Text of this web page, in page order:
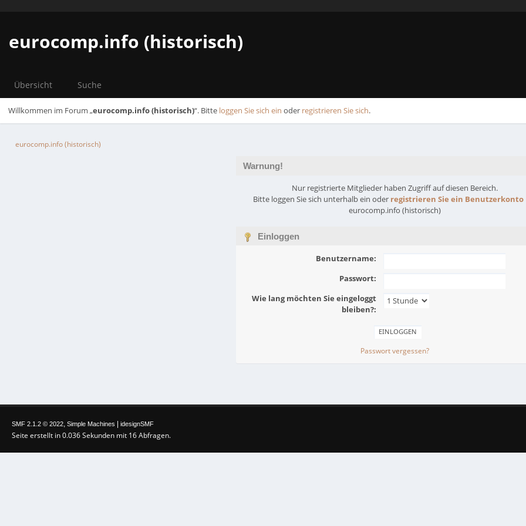
eurocomp.info (historisch)
Übersicht Suche
Willkommen im Forum „eurocomp.info (historisch)“. Bitte loggen Sie sich ein oder registrieren Sie sich.
eurocomp.info (historisch)
Warnung!
Nur registrierte Mitglieder haben Zugriff auf diesen Bereich.
Bitte loggen Sie sich unterhalb ein oder registrieren Sie ein Benutzerkonto
eurocomp.info (historisch)
Einloggen
Benutzername:
Passwort:
Wie lang möchten Sie eingeloggt
bleiben?:
Passwort vergessen?
SMF 2.1.2 © 2022 Simple Machines | idesignSMF
Seite erstellt in 0.036 Sekunden mit 16 Abfragen.